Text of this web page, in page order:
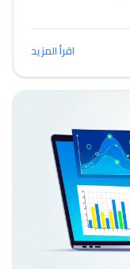
اقرأ المزيد